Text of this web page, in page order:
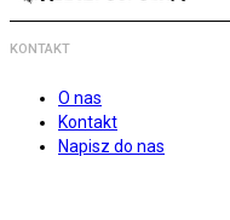
KONTAKT
O nas
Kontakt
Napisz do nas